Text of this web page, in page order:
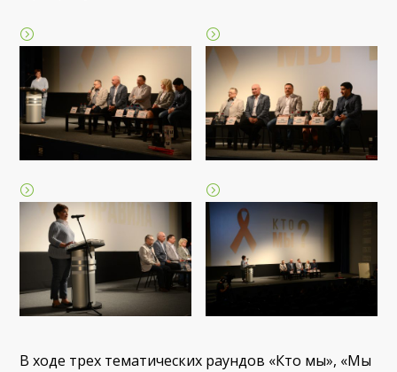
В ходе трех тематических раундов «Кто мы», «Мы